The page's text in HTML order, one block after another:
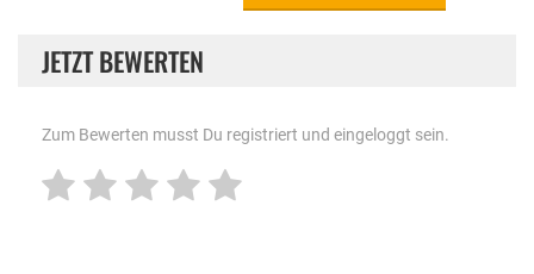
JETZT BEWERTEN
Zum Bewerten musst Du registriert und eingeloggt sein.